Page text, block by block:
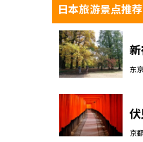
日本旅游景点推
东
京